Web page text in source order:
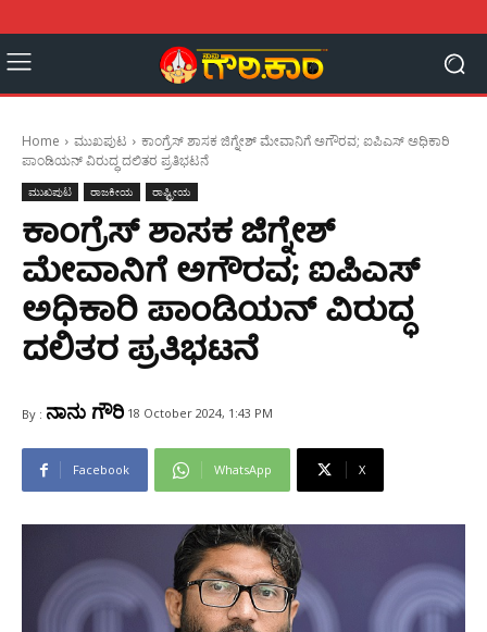
Home ಮುಖಪುಟ
ಕಾಂಗ್ರೆಸ್ ಶಾಸಕ ಜಿಗ್ನೇಶ್ ಮೇವಾನಿಗೆ ಅಗೌರವ; ಐಪಿಎಸ್ ಅಧಿಕಾರಿ
ಪಾಂಡಿಯನ್ ವಿರುದ್ಧ ದಲಿತರ ಪ್ರತಿಭಟನೆ
ಮುಖಪುಟ ರಾಜಕೀಯ ರಾಷ್ಟ್ರೀಯ
ಕಾಂಗ್ರೆಸ್ ಶಾಸಕ ಜಿಗ್ನೇಶ್
ಮೇವಾನಿಗೆ ಅಗೌರವ; ಐಪಿಎಸ್
ಅಧಿಕಾರಿ ಪಾಂಡಿಯನ್ ವಿರುದ್ಧ
ದಲಿತರ ಪ್ರತಿಭಟನೆ
By : ನಾನು ಗೌರಿ 18 October 2024, 1:43 PM
Facebook WhatsApp X